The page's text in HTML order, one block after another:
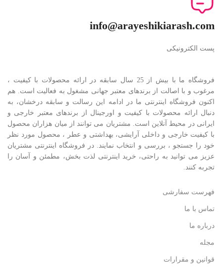
info@arayeshikiarash.com
پست الکترونیکی
فروشگاه ما با بیش از 25 سال سابقه در ارائه محصولات با کيفيت ،
مرغوب و با اصالت از برندهای معتبر جهانی مشغول به فعاليت است. هم
اکنون فروشگاه اینترنتی ما در ادامه اين رسالت و سابقه درخشان، به
دنبال ارائه محصولات با کيفيت و اورجينال از برندهای معتبر خارجی و
ايرانی در محيط آنلاين است. مشتريان می توانند از ميان هزاران محصول
با کيفيت خارجی و داخلی آرایشی، بهداشتی و عطر ، محصول مورد نظر
خود را جستجو ، بررسی و انتخاب نمايند. در فروشگاه اینترنتی مشتريان
عزیز می توانيد به راحتی، خرید اینترنتی لذت بخش، مطمئن و آسان را
تجربه کنند.
فهرست سفارشی
تماس با ما
درباره ما
مجله
قوانین و مقرارات